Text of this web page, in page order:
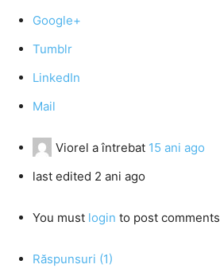
Google+
Tumblr
LinkedIn
Mail
Viorel a întrebat 15 ani ago
last edited 2 ani ago
You must login to post comments
Răspunsuri (1)